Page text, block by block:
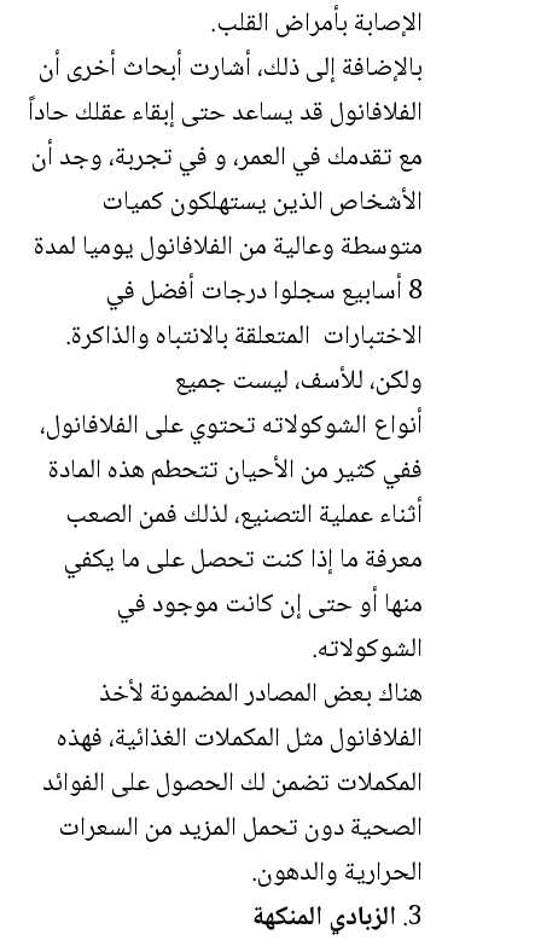
الإصابة بأمراض القلب.
بالإضافة إلى ذلك، أشارت أبحاث أخرى أن
الفلافانول قد يساعد حتى إبقاء عقلك حاداً
مع تقدمك في العمر، و في تجربة، وجد أن
الأشخاص الذين يستهلكون كميات
متوسطة وعالية من الفلافانول يوميا لمدة
8 أسابيع سجلوا درجات أفضل في
الاختبارات المتعلقة بالانتباه والذاكرة.
ولكن، للأسف، ليست جميع
أنواع الشوكولاته تحتوي على الفلافانول،
ففي كثير من الأحيان تتحطم هذه المادة
أثناء عملية التصنيع، لذلك فمن الصعب
معرفة ما إذا كنت تحصل على ما يكفي
منها أو حتى إن كانت موجود في
الشوكولاته.
هناك بعض المصادر المضمونة لأخذ
الفلافانول مثل المكملات الغذائية، فهذه
المكملات تضمن لك الحصول على الفوائد
الصحية دون تحمل المزيد من السعرات
الحرارية والدهون.
الزبادي المنكهة